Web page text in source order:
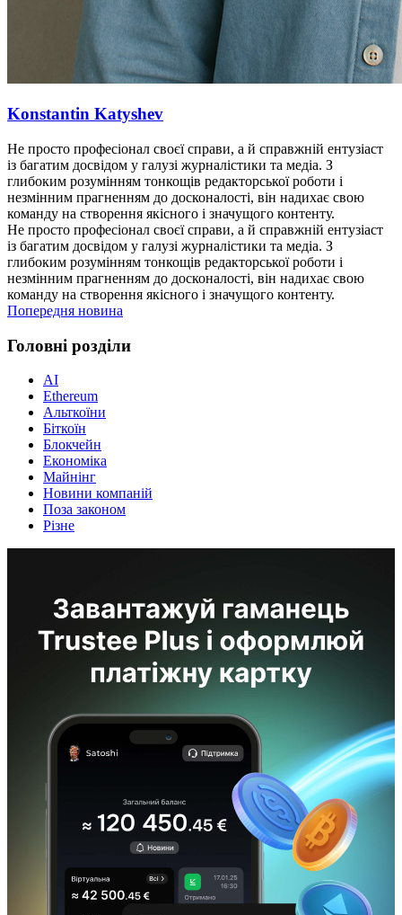
Konstantin Katyshev
Не просто професіонал своєї справи, а й справжній ентузіаст
із багатим досвідом у галузі журналістики та медіа. З
глибоким розумінням тонкощів редакторської роботи і
незмінним прагненням до досконалості, він надихає свою
команду на створення якісного і значущого контенту.
Не просто професіонал своєї справи, а й справжній ентузіаст
із багатим досвідом у галузі журналістики та медіа. З
глибоким розумінням тонкощів редакторської роботи і
незмінним прагненням до досконалості, він надихає свою
команду на створення якісного і значущого контенту.
Попередня новина
Головні розділи
AI
Ethereum
Альткоїни
Біткоїн
Блокчейн
Економіка
Майнінг
Новини компаній
Поза законом
Різне